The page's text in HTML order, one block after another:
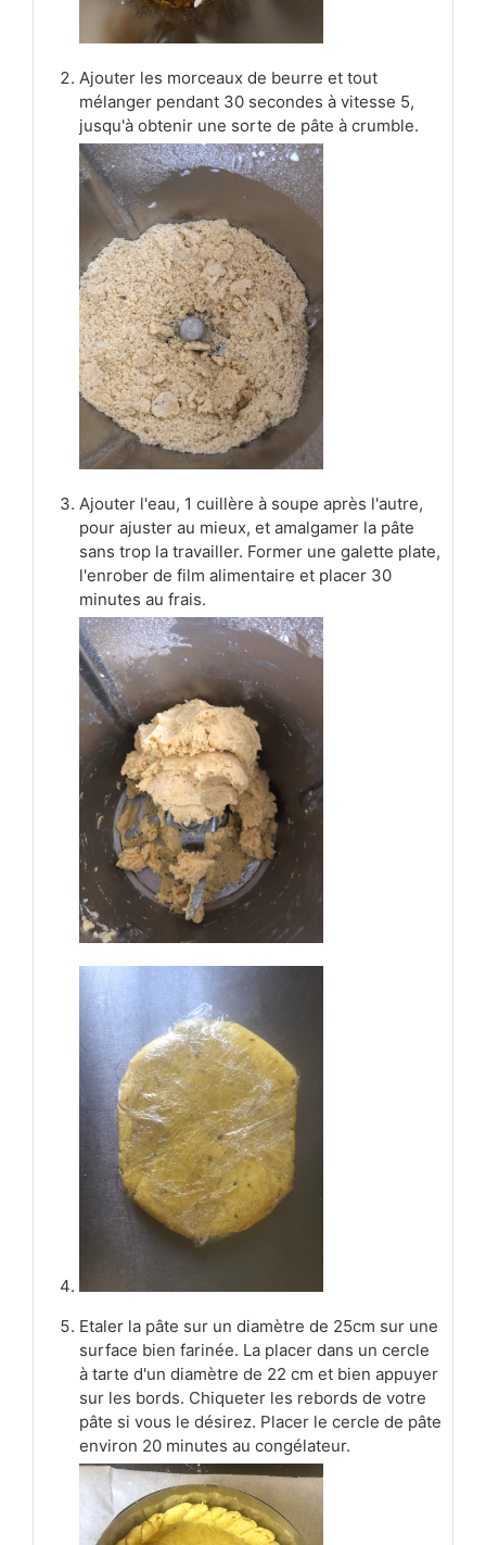
Ajouter les morceaux de beurre et tout
mélanger pendant 30 secondes à vitesse 5,
jusqu'à obtenir une sorte de pâte à crumble.
Ajouter l'eau, 1 cuillère à soupe après l'autre,
pour ajuster au mieux, et amalgamer la pâte
sans trop la travailler. Former une galette plate,
l'enrober de film alimentaire et placer 30
minutes au frais.
Etaler la pâte sur un diamètre de 25cm sur une
surface bien farinée. La placer dans un cercle
à tarte d'un diamètre de 22 cm et bien appuyer
sur les bords. Chiqueter les rebords de votre
pâte si vous le désirez. Placer le cercle de pâte
environ 20 minutes au congélateur.